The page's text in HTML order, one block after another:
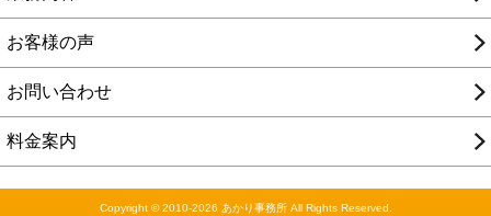
お客様の声
お問い合わせ
料金案内
Copyright © 2010-2026 あかり事務所 All Rights Reserved.